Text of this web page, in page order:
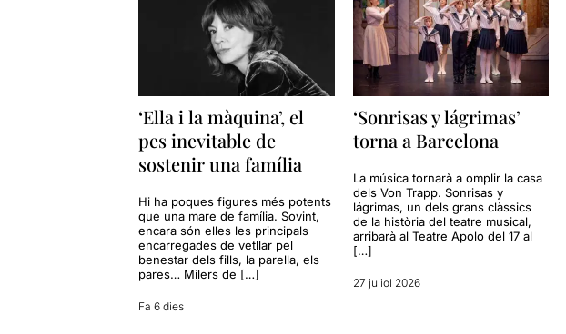
‘Ella i la màquina’, el
pes inevitable de
sostenir una família
Hi ha poques figures més potents
que una mare de família. Sovint,
encara són elles les principals
encarregades de vetllar pel
benestar dels fills, la parella, els
pares… Milers de […]
Fa 6 dies
‘Sonrisas y lágrimas’
torna a Barcelona
La música tornarà a omplir la casa
dels Von Trapp. Sonrisas y
lágrimas, un dels grans clàssics
de la història del teatre musical,
arribarà al Teatre Apolo del 17 al
[…]
27 juliol 2026